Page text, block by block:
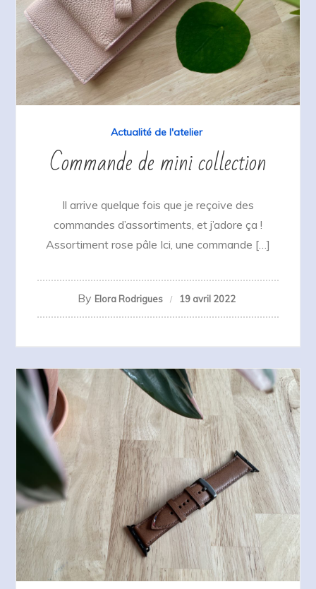
Actualité de l'atelier
Commande de mini collection
Il arrive quelque fois que je reçoive des
commandes d’assortiments, et j’adore ça !
Assortiment rose pâle Ici, une commande […]
By Elora Rodrigues 19 avril 2022